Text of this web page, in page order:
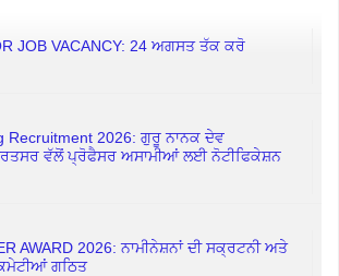
JOB VACANCY: 24 ਅਗਸਤ ਤੱਕ ਕਰੋ
Recruitment 2026: ਗੁਰੂ ਨਾਨਕ ਦੇਵ
ਵੱਲੋਂ ਪ੍ਰੋਫੈਸਰ ਅਸਾਮੀਆਂ ਲਈ ਨੋਟੀਫਿਕੇਸ਼ਨ
AWARD 2026: ਨਾਮੀਨੇਸ਼ਨਾਂ ਦੀ ਸਕ੍ਰਟਨੀ ਅਤੇ
ਗਠਿਤ